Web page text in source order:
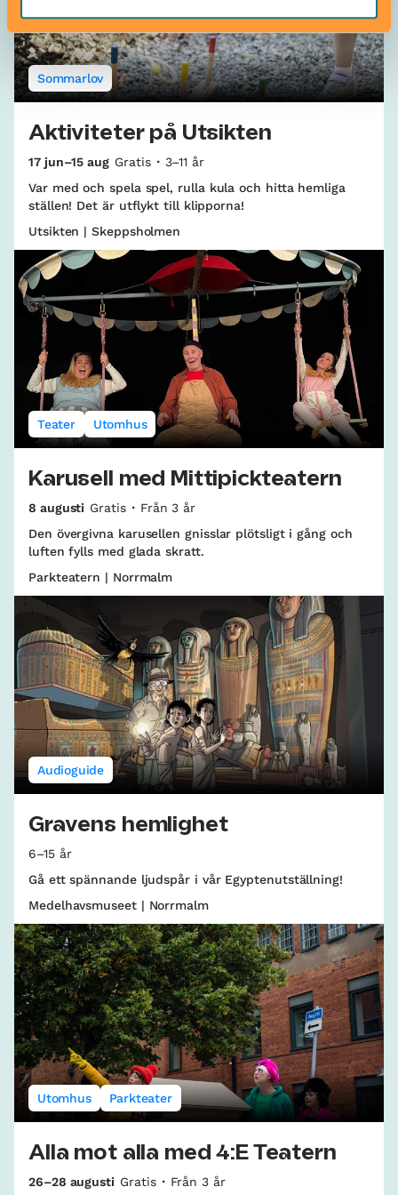
Sommarlov
Aktiviteter på Utsikten
17 jun–15 aug Gratis
3–11 år
Var med och spela spel, rulla kula och hitta hemliga
ställen! Det är utflykt till klipporna!
Utsikten | Skeppsholmen
Teater Utomhus
Karusell med Mittipickteatern
8 augusti Gratis
Från 3 år
Den övergivna karusellen gnisslar plötsligt i gång och
luften fylls med glada skratt.
Parkteatern | Norrmalm
Audioguide
Gravens hemlighet
6–15 år
Gå ett spännande ljudspår i vår Egyptenutställning!
Medelhavsmuseet | Norrmalm
Utomhus Parkteater
Alla mot alla med 4:E Teatern
26–28 augusti Gratis Från 3 år